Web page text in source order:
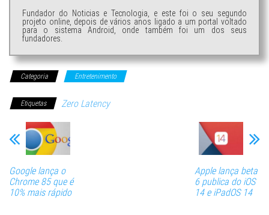
Fundador do Noticias e Tecnologia, e este foi o seu segundo
projeto online, depois de vários anos ligado a um portal voltado
para o sistema Android, onde também foi um dos seus
fundadores.
Categoria Entretenimento
Etiquetas Zero Latency
Google lança o
Chrome 85 que é
10% mais rápido
Apple lança beta
6 publica do iOS
14 e iPadOS 14